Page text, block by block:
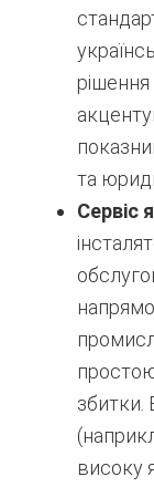
рішення
та
Сервіс
простою
збитки.
високу